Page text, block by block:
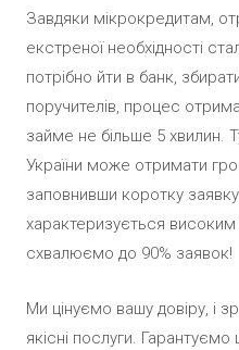
Завдяки мікрокредитам,
екстреної необхідності
потрібно йти в банк,
поручителів, процес
займе не більше 5 хвилин.
України може отримати
заповнивши коротку
характеризується
схвалюємо до 90% заявок!
Ми цінуємо вашу довіру, і
якісні послуги. Гарантуємо